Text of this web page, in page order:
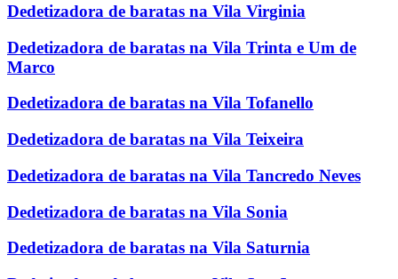
Dedetizadora de baratas na Vila Virginia
Dedetizadora de baratas na Vila Trinta e Um de
Marco
Dedetizadora de baratas na Vila Tofanello
Dedetizadora de baratas na Vila Teixeira
Dedetizadora de baratas na Vila Tancredo Neves
Dedetizadora de baratas na Vila Sonia
Dedetizadora de baratas na Vila Saturnia